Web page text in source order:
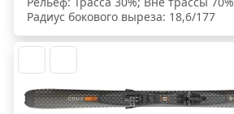
Радиус бокового выреза: 18,6/177